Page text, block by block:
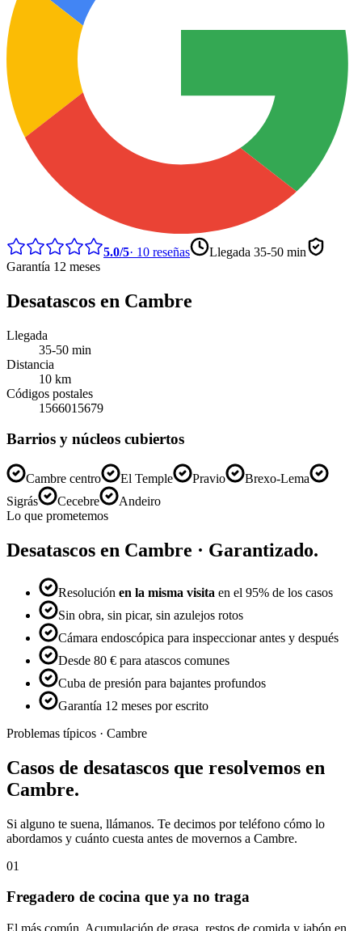
5.0/5· 10 reseñas Llegada 35-50 min
Garantía 12 meses
Desatascos en Cambre
Llegada
35-50 min
Distancia
10 km
Códigos postales
1566015679
Barrios y núcleos cubiertos
Cambre centro El Temple Pravio
Brexo-Lema
Sigrás
Cecebre
Andeiro
Lo que prometemos
Desatascos en Cambre · Garantizado.
Resolución en la misma visita en el 95% de los casos
Sin obra, sin picar, sin azulejos rotos
Cámara endoscópica para inspeccionar antes y después
Desde 80 € para atascos comunes
Cuba de presión para bajantes profundos
Garantía 12 meses por escrito
Problemas típicos · Cambre
Casos de desatascos que resolvemos en
Cambre.
Si alguno te suena, llámanos. Te decimos por teléfono cómo lo
abordamos y cuánto cuesta antes de movernos a Cambre.
01
Fregadero de cocina que ya no traga
El más común. Acumulación de grasa, restos de comida y jabón en